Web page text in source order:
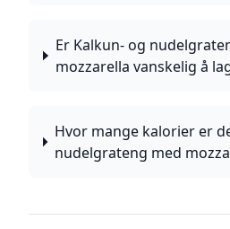
Er Kalkun- og
mozzarella vanskelig å
Hvor mange kalorier er
nudelgrateng med